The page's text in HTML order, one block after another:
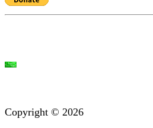
Copyright © 2026